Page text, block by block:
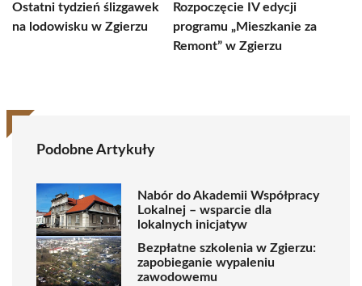
Ostatni tydzień ślizgawek
na lodowisku w Zgierzu
Rozpoczęcie IV edycji
programu „Mieszkanie za
Remont” w Zgierzu
Podobne Artykuły
Nabór do Akademii Współpracy
Lokalnej – wsparcie dla
lokalnych inicjatyw
Bezpłatne szkolenia w Zgierzu:
zapobieganie wypaleniu
zawodowemu